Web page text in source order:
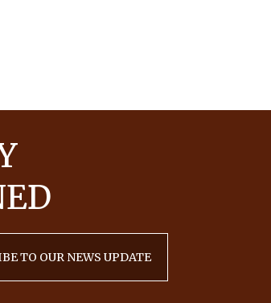
TO OUR NEWS UPDATE